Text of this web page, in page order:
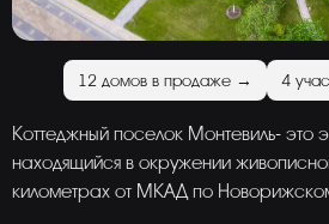
12 домов в продаже → 4
Коттеджный поселок Монтевиль- это
находящийся в окружении
километрах от МКАД по